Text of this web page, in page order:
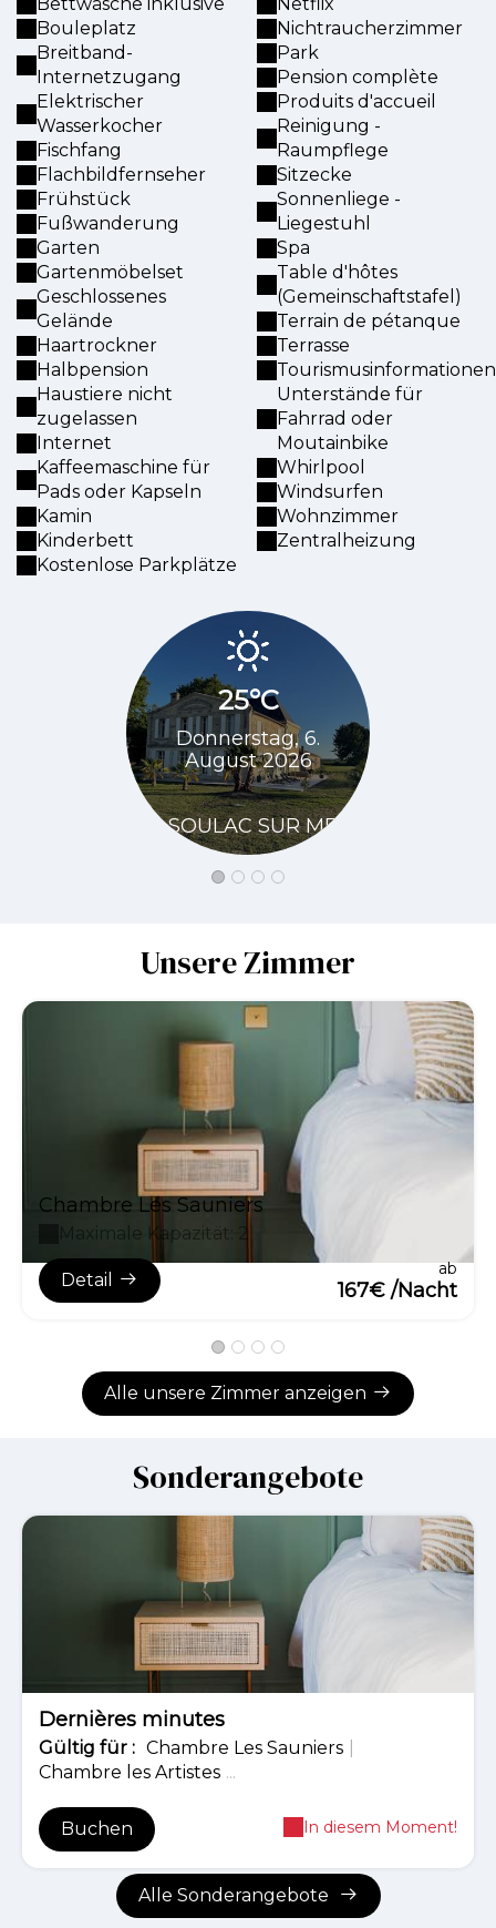
Bouleplatz
Breitband-
Internetzugang
Elektrischer
Wasserkocher
Fischfang
Flachbildfernseher
Frühstück
Fußwanderung
Garten
Gartenmöbelset
Geschlossenes
Gelände
Haartrockner
Halbpension
Haustiere nicht
zugelassen
Internet
Kaffeemaschine für
Pads oder Kapseln
Kamin
Kinderbett
Kostenlose Parkplätze
Nichtraucherzimmer
Park
Pension complète
Produits d'accueil
Reinigung -
Raumpflege
Sitzecke
Sonnenliege -
Liegestuhl
Spa
Table d'hôtes
(Gemeinschaftstafel)
Terrain de pétanque
Terrasse
Tourismusinformationen
Unterstände für
Fahrrad oder
Moutainbike
Whirlpool
Windsurfen
Wohnzimmer
Zentralheizung
25°C
Donnerstag, 6.
August 2026
in SOULAC SUR MER
Unsere Zimmer
Chambre Les Sauniers
Maximale Kapazität: 2
Detail
ab
167€ /Nacht
Alle unsere Zimmer anzeigen
Sonderangebote
Dernières minutes
Gültig für : Chambre Les Sauniers
Chambre les Artistes ...
Buchen In diesem Moment!
Alle Sonderangebote